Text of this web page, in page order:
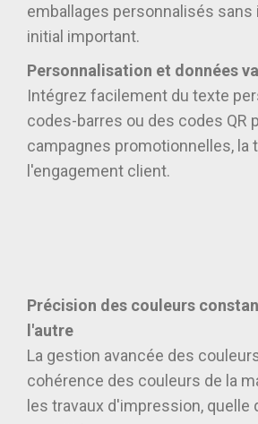
emballages personnalisés
initial important.
Personnalisation et données
Intégrez facilement du texte
codes-barres ou des codes QR
campagnes promotionnelles, la
l'engagement client.
Précision des couleurs
l'autre
La gestion avancée des
cohérence des couleurs de la
les travaux d'impression, quelle